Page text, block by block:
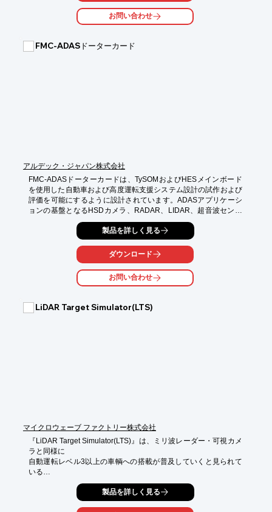
ジオユニットの
コントロール、ハンズフリー操作ができます。
■1ユニットにてT/P付LCD2台を同時駆動（表示画像は別々）
お問い合わせ
FMC-ADASドーターカード
アルデック・ジャパン株式会社
FMC-ADASドーターカードは、TySOMおよびHESメインボード
を使用した自動車および高度運転支援システム設計の試作および
評価を可能にするように設計されています。ADASアプリケーシ
ョンの基盤となるHSDカメラ、RADAR、LIDAR、超音波センサ
用のインタフェースと周辺機器を提供することにより、FPGAボ
ードの基本機能を拡張します。例えば、FMC-ADASカード上の
FPD-Link IIIデシリアライザ（Texas Instruments DS90UB914Q-
Q1）に直接接続されたHSDカメラを使用して、360°カービジョ
ンまたはリアビューカメラアプリケーションおよびサポートアル
ゴリズムを評価することができます。
製品を詳しく見る
ダウンロード
お問い合わせ
LiDAR Target Simulator(LTS)
マイクロウェーブ ファクトリー株式会社
『LiDAR Target Simulator(LTS)』は、ミリ波レーダー・可視カメ
ラと同様に
自動運転レベル3以上の車輌への搭載が普及していくと見られて
いる
LiDARの性能評価を屋内・テストベンチなどのショートレンジで
実現可能とするシミュレータです。
製品を詳しく見る